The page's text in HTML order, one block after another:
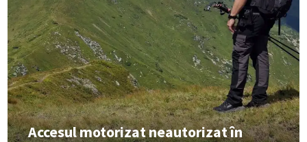
Accesul motorizat neautorizat în